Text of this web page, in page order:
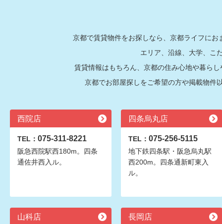
京都で賃貸物件をお探しなら、京都ライフに
エリア、沿線、大学、こ
賃貸情報はもちろん、京都の住み心地や暮ら
京都でお部屋探しをご希望の方や掲載物件
西院店
TEL： 075-311-8221
阪急西院駅西180m。四条
通佐井西入ル。
四条烏丸店
TEL： 075-256-5115
地下鉄四条駅・阪急烏丸駅
西200m。四条通新町東入
ル。
山科店 長岡店